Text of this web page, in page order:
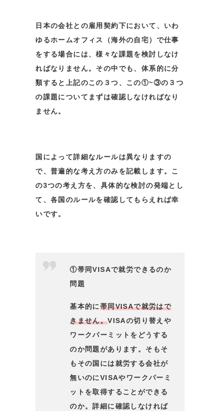
日本の会社との雇用契約下において、いわ
ゆるホームオフィス（海外の自宅）で仕事
をする場合には、様々な課題を検討しなけ
ればなりません。その中でも、体系的に分
類すると上記のこの３つ、この①~③の３つ
の課題についてまずは確認しなければなり
ません。
国によって詳細なルールは異なりますの
で、普遍的な考え方のみを記載します。こ
の3つの考え方を、具体的な検討の発端とし
て、各国のルールを確認してもらえれば幸
いです。
①帯同VISAで就労できるのか
問題
基本的に帯同VISAで就労はで
きません。VISAの切り替えや
ワークパーミットをどうする
のか問題があります。そもそ
もその国には就労する会社が
無いのにVISAやワークパーミ
ットを取得することができる
のか。詳細に確認しなければ